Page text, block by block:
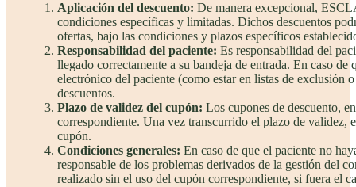
Aplicación del descuento: De manera excepcional,
condiciones específicas y limitadas. Dichos descuentos
ofertas, bajo las condiciones y plazos específicos
Responsabilidad del paciente: Es responsabilidad del
llegado correctamente a su bandeja de entrada. En caso
electrónico del paciente (como estar en listas de
descuentos.
Plazo de validez del cupón: Los cupones de descuento,
correspondiente. Una vez transcurrido el plazo de validez,
cupón.
Condiciones generales: En caso de que el paciente no
responsable de los problemas derivados de la gestión del
realizado sin el uso del cupón correspondiente, si fuera el